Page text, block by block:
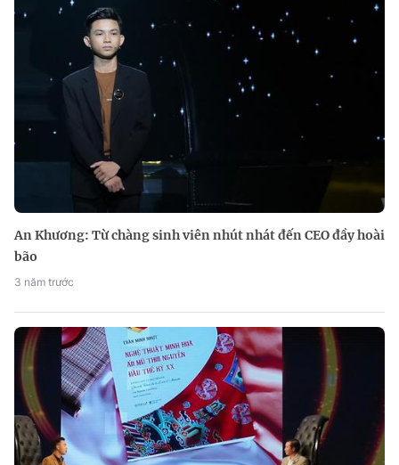
An Khương: Từ chàng sinh viên nhút nhát đến CEO đầy hoài
bão
3 năm trước